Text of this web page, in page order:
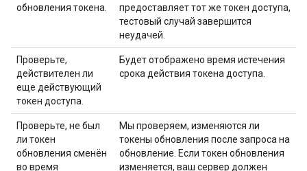
обновления токена.
предоставляет тот же токен доступа,
тестовый случай завершится
неудачей.
Проверьте,
действителен ли
еще действующий
токен доступа.
Будет отображено время истечения
срока действия токена доступа.
Проверьте, не был
ли токен
обновления сменён
во время
Мы проверяем, изменяются ли
токены обновления после запроса на
обновление. Если токен обновления
изменяется, ваш сервер должен